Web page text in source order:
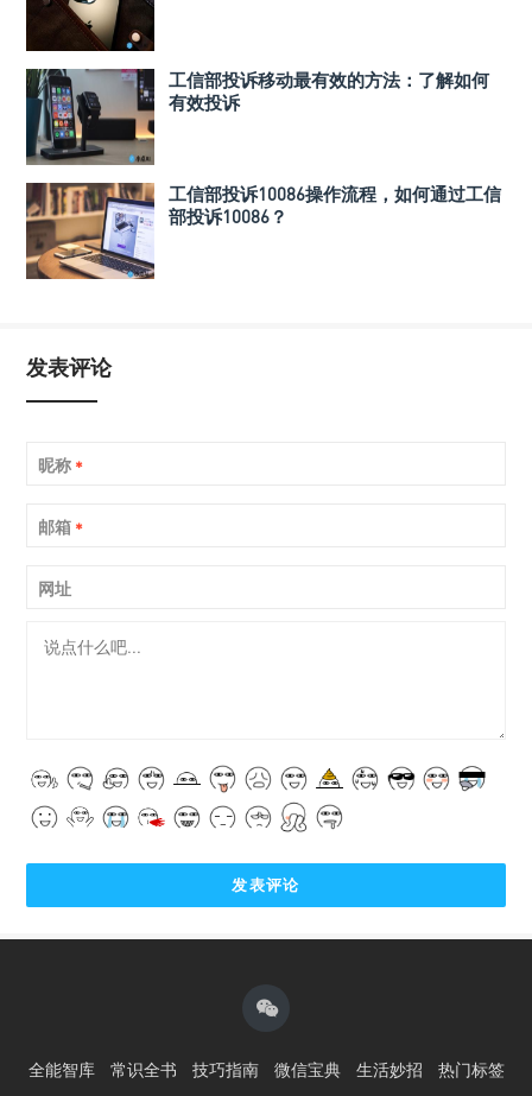
工信部投诉移动最有效的方法：了解如何
有效投诉
工信部投诉10086操作流程，如何通过工信
部投诉10086？
发表评论
昵称 *
邮箱 *
网址
全能智库 常识全书 技巧指南 微信宝典 生活妙招 热门标签